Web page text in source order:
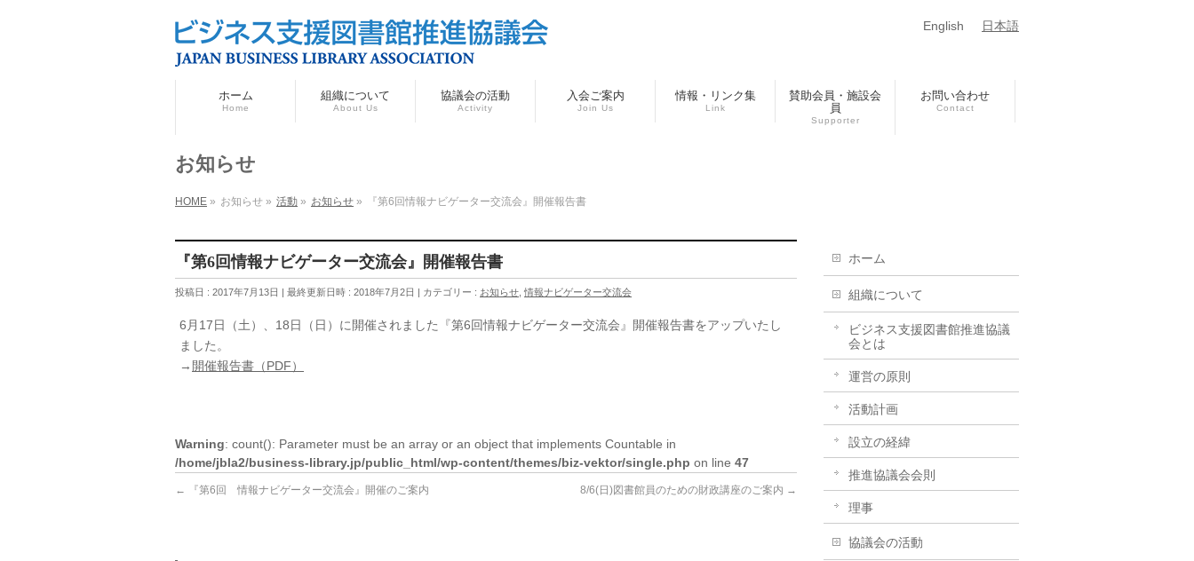
English 日本語
ホーム
Home
組織について
About Us
協議会の活動
Activity
入会ご案内
Join Us
情報・リンク集
Link
賛助会員・施設会
員
Supporter
お問い合わせ
Contact
お知らせ
HOME » お知らせ » 活動 » お知らせ » 『第6回情報ナビゲーター交流会』開催報告書
『第6回情報ナビゲーター交流会』開催報告書
投稿日 : 2017年7月13日 最終更新日時 : 2018年7月2日 カテゴリー : お知らせ 情報ナビゲーター交流会
6月17日（土）、18日（日）に開催されました『第6回情報ナビゲーター交流会』開催報告書をアップいたし
ました。
→ 開催報告書（PDF）
Warning: count(): Parameter must be an array or an object that implements Countable in
/home/jbla2/business-library.jp/public_html/wp-content/themes/biz-vektor/single.php on line 47
← 『第6回 情報ナビゲーター交流会』開催のご案内 8/6(日)図書館員のための財政講座のご案内 →
ホーム
組織について
ビジネス支援図書館推進協議
会とは
運営の原則
活動計画
設立の経緯
推進協議会会則
理事
協議会の活動